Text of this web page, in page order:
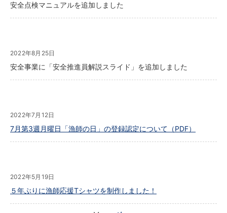
安全点検マニュアルを追加しました
2022年8月25日
安全事業に「安全推進員解説スライド」を追加しました
2022年7月12日
7月第3週月曜日「漁師の日」の登録認定について（PDF）
2022年5月19日
５年ぶりに漁師応援Tシャツを制作しました！